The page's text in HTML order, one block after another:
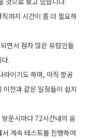
까지 시간이 좀 더 필요하
면서 점차 많은 유럽인들
.
라이기도 하며, 아직 항공
전과 같은 일정들이 쉽지
문시마다 72시간내의 음
계속 테스트를 진행하여